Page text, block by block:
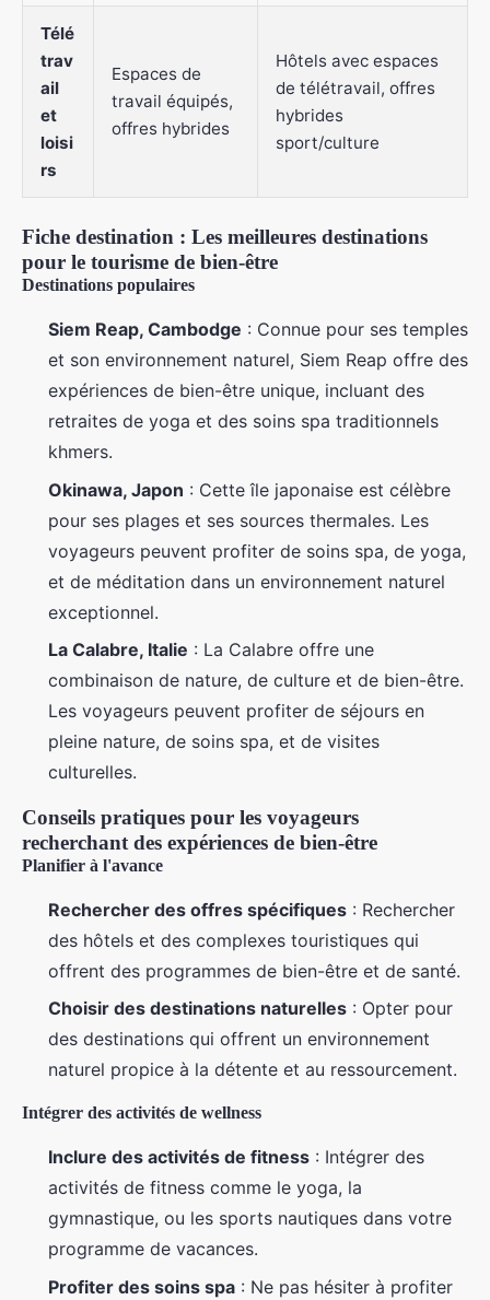
Télé
trav
ail
et
loisi
rs
Espaces de
travail équipés,
offres hybrides
Hôtels avec espaces
de télétravail, offres
hybrides
sport/culture
Fiche destination : Les meilleures destinations
pour le tourisme de bien-être
Destinations populaires
Siem Reap, Cambodge : Connue pour ses temples
et son environnement naturel, Siem Reap offre des
expériences de bien-être unique, incluant des
retraites de yoga et des soins spa traditionnels
khmers.
Okinawa, Japon : Cette île japonaise est célèbre
pour ses plages et ses sources thermales. Les
voyageurs peuvent profiter de soins spa, de yoga,
et de méditation dans un environnement naturel
exceptionnel.
La Calabre, Italie : La Calabre offre une
combinaison de nature, de culture et de bien-être.
Les voyageurs peuvent profiter de séjours en
pleine nature, de soins spa, et de visites
culturelles.
Conseils pratiques pour les voyageurs
recherchant des expériences de bien-être
Planifier à l'avance
Rechercher des offres spécifiques : Rechercher
des hôtels et des complexes touristiques qui
offrent des programmes de bien-être et de santé.
Choisir des destinations naturelles : Opter pour
des destinations qui offrent un environnement
naturel propice à la détente et au ressourcement.
Intégrer des activités de wellness
Inclure des activités de fitness : Intégrer des
activités de fitness comme le yoga, la
gymnastique, ou les sports nautiques dans votre
programme de vacances.
Profiter des soins spa : Ne pas hésiter à profiter